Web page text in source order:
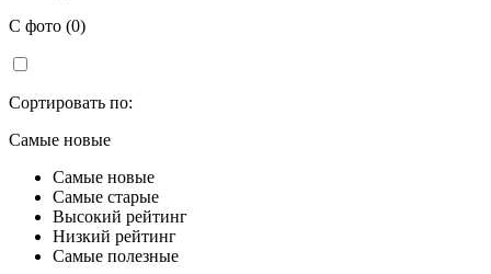
С фото (0)
Сортировать по:
Самые новые
Самые новые
Самые старые
Высокий рейтинг
Низкий рейтинг
Самые полезные